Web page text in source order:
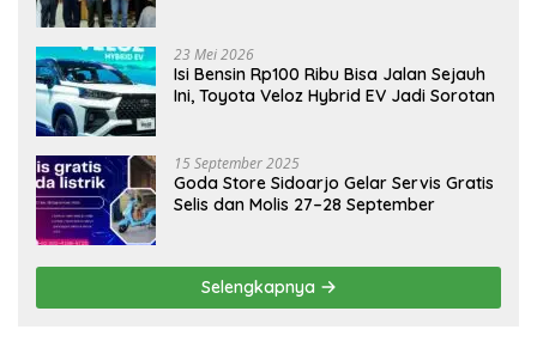
23 Mei 2026
Isi Bensin Rp100 Ribu Bisa Jalan Sejauh
Ini, Toyota Veloz Hybrid EV Jadi Sorotan
15 September 2025
Goda Store Sidoarjo Gelar Servis Gratis
Selis dan Molis 27–28 September
Selengkapnya